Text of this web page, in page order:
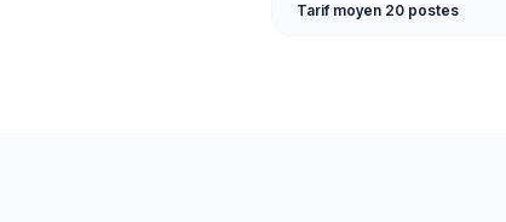
Tarif moyen 20 postes